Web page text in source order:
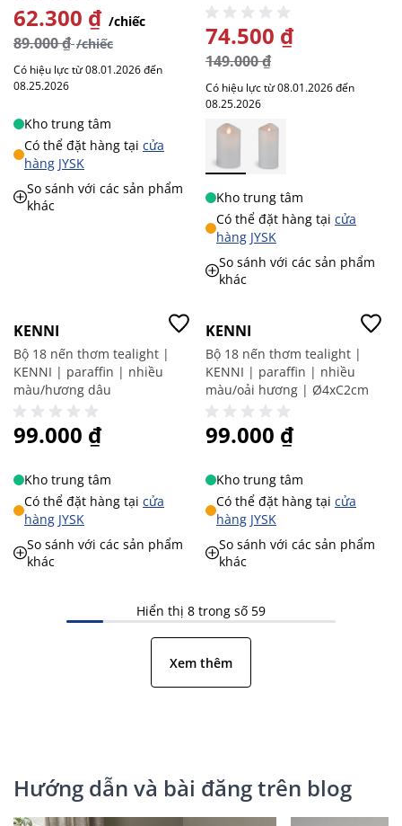
GIÁ ĐẶC BIỆT
62.300 ₫ /chiếc
89.000 ₫ /chiếc
Có hiệu lực từ 08.01.2026 đến
08.25.2026
Kho trung tâm
Có thể đặt hàng tại cửa
hàng JYSK
So sánh với các sản phẩm
khác
GIÁ ĐẶC BIỆT
74.500 ₫
149.000 ₫
Có hiệu lực từ 08.01.2026 đến
08.25.2026
Kho trung tâm
Có thể đặt hàng tại cửa
hàng JYSK
So sánh với các sản phẩm
khác
KENNI
Bộ 18 nến thơm tealight |
KENNI | paraffin | nhiều
màu/hương dâu
99.000 ₫
Kho trung tâm
Có thể đặt hàng tại cửa
hàng JYSK
So sánh với các sản phẩm
khác
KENNI
Bộ 18 nến thơm tealight |
KENNI | paraffin | nhiều
màu/oải hương | Ø4xC2cm
99.000 ₫
Kho trung tâm
Có thể đặt hàng tại cửa
hàng JYSK
So sánh với các sản phẩm
khác
Hiển thị 8 trong số 59
Xem thêm
Hướng dẫn và bài đăng trên blog